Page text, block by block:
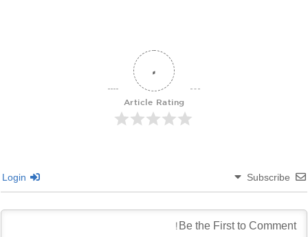
Article Rating
Subscribe
Login